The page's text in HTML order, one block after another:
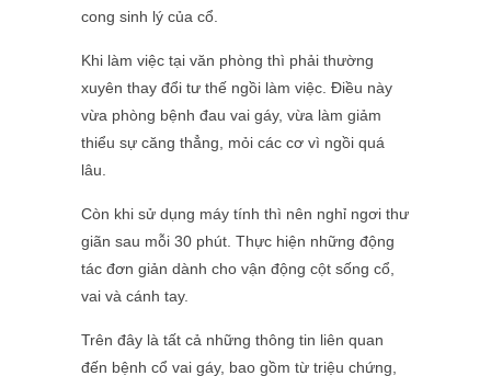
cong sinh lý của cổ.
Khi làm việc tại văn phòng thì phải thường
xuyên thay đổi tư thế ngồi làm việc. Điều này
vừa phòng bệnh đau vai gáy, vừa làm giảm
thiểu sự căng thẳng, mỏi các cơ vì ngồi quá
lâu.
Còn khi sử dụng máy tính thì nên nghỉ ngơi thư
giãn sau mỗi 30 phút. Thực hiện những động
tác đơn giản dành cho vận động cột sống cổ,
vai và cánh tay.
Trên đây là tất cả những thông tin liên quan
đến bệnh cổ vai gáy, bao gồm từ triệu chứng,